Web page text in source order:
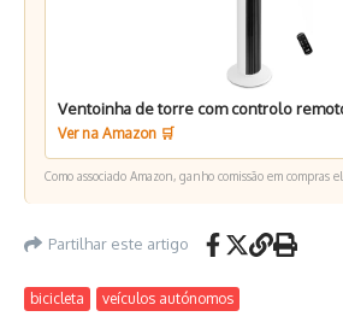
Ventoinha de torre com controlo
Ver na Amazon 🛒
Como associado Amazon, ganho comissão em compras
Partilhar este artigo
bicicleta veículos autónomos